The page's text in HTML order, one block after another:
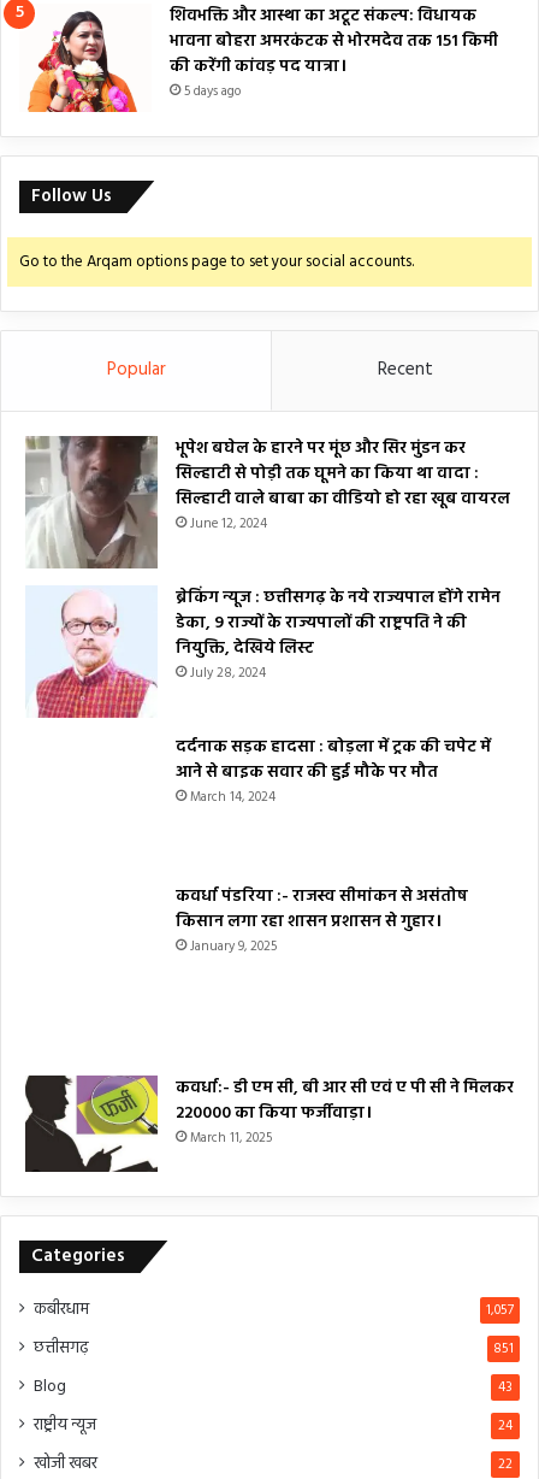
शिवभक्ति और आस्था का अटूट संकल्प: विधायक
भावना बोहरा अमरकंटक से भोरमदेव तक 151 किमी
की करेंगी कांवड़ पद यात्रा।
5 days ago
Follow Us
Go to the Arqam options page to set your social accounts.
Popular Recent
भूपेश बघेल के हारने पर मूंछ और सिर मुंडन कर
सिल्हाटी से पोड़ी तक घूमने का किया था वादा :
सिल्हाटी वाले बाबा का वीडियो हो रहा खूब वायरल
June 12, 2024
ब्रेकिंग न्यूज : छत्तीसगढ़ के नये राज्यपाल होंगे रामेन
डेका, 9 राज्यों के राज्यपालों की राष्ट्रपति ने की
नियुक्ति, देखिये लिस्ट
July 28, 2024
दर्दनाक सड़क हादसा : बोड़ला में ट्रक की चपेट में
आने से बाइक सवार की हुई मौके पर मौत
March 14, 2024
कवर्धा पंडरिया :- राजस्व सीमांकन से असंतोष
किसान लगा रहा शासन प्रशासन से गुहार।
January 9, 2025
कवर्धा:- डी एम सी, बी आर सी एवं ए पी सी ने मिलकर
₹220000 का किया फर्जीवाड़ा।
March 11, 2025
Categories
कबीरधाम 1,057
छत्तीसगढ़ 851
Blog 43
राष्ट्रीय न्यूज 24
खोजी खबर 22